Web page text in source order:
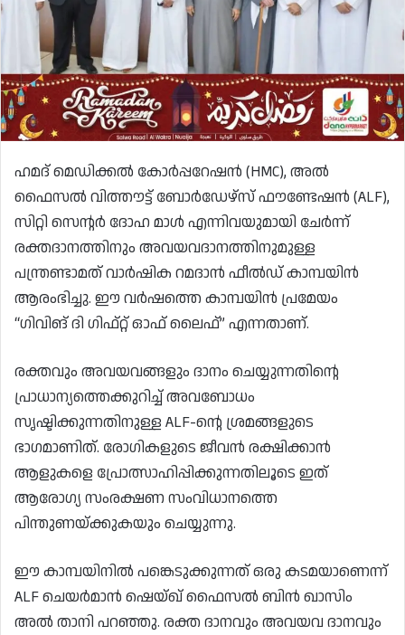
ഹമദ് മെഡിക്കൽ കോർപ്പറേഷൻ (HMC), അൽ
ഫൈസൽ വിത്തൗട്ട് ബോർഡേഴ്‌സ് ഫൗണ്ടേഷൻ (ALF),
സിറ്റി സെന്റർ ദോഹ മാൾ എന്നിവയുമായി ചേർന്ന്
രക്തദാനത്തിനും അവയവദാനത്തിനുമുള്ള
പന്ത്രണ്ടാമത് വാർഷിക റമദാൻ ഫീൽഡ് കാമ്പയിൻ
ആരംഭിച്ചു. ഈ വർഷത്തെ കാമ്പയിൻ പ്രമേയം
“ഗിവിങ് ദി ഗിഫ്റ്റ് ഓഫ് ലൈഫ്” എന്നതാണ്.
രക്തവും അവയവങ്ങളും ദാനം ചെയ്യുന്നതിന്റെ
പ്രാധാന്യത്തെക്കുറിച്ച് അവബോധം
സൃഷ്ടിക്കുന്നതിനുള്ള ALF-ന്റെ ശ്രമങ്ങളുടെ
ഭാഗമാണിത്. രോഗികളുടെ ജീവൻ രക്ഷിക്കാൻ
ആളുകളെ പ്രോത്സാഹിപ്പിക്കുന്നതിലൂടെ ഇത്
ആരോഗ്യ സംരക്ഷണ സംവിധാനത്തെ
പിന്തുണയ്ക്കുകയും ചെയ്യുന്നു.
ഈ കാമ്പയിനിൽ പങ്കെടുക്കുന്നത് ഒരു കടമയാണെന്ന്
ALF ചെയർമാൻ ഷെയ്ഖ് ഫൈസൽ ബിൻ ഖാസിം
അൽ താനി പറഞ്ഞു. രക്ത ദാനവും അവയവ ദാനവും